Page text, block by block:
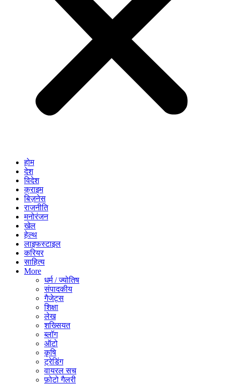
होम
देश
विदेश
क्राइम
बिज़नेस
राजनीति
मनोरंजन
खेल
हेल्थ
लाइफस्टाइल
करियर
साहित्य
More
धर्म / ज्योतिष
संपादकीय
गैजेट्स
शिक्षा
लेख
शख्सियत
ब्लॉग
ऑटो
कृषि
ट्रेडिंग
वायरल सच
फ़ोटो गैलरी